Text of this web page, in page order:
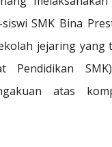
SMK Bina
jejaring yang
Pendidikan
atas